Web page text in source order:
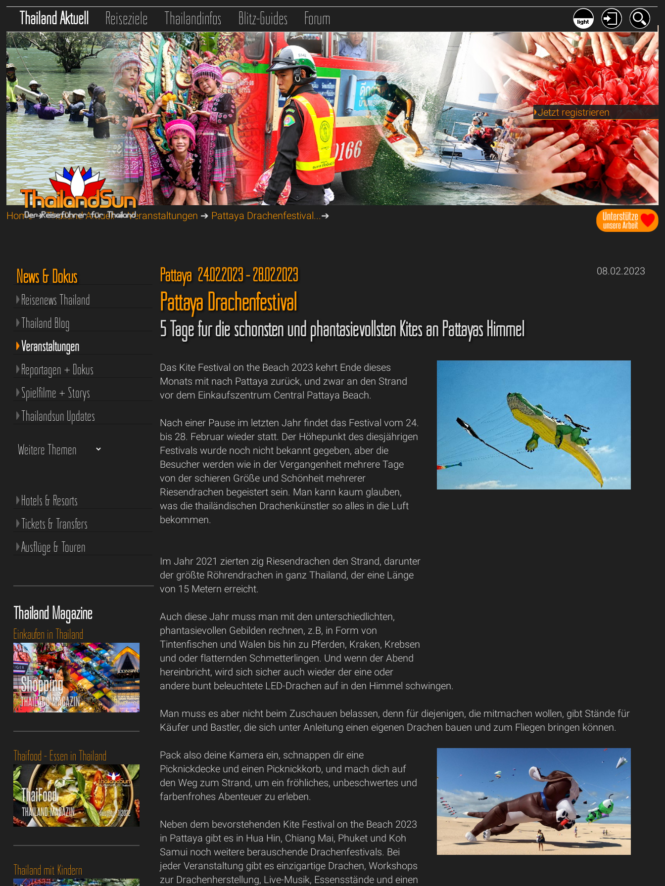
Thailand Aktuell Reiseziele Thailandinfos Blitz-Guides Forum
Jetzt registrieren
Home➔Thailand Aktuell➔Veranstaltungen ➔ Pattaya Drachenfestival...➔
08.02.2023
Pattaya 24.02.2023 - 28.02.2023
Pattaya Drachenfestival
5 Tage für die schönsten und phantasievollsten Kites an Pattayas Himmel
Das Kite Festival on the Beach 2023 kehrt Ende dieses
Monats mit nach Pattaya zurück, und zwar an den Strand
vor dem Einkaufszentrum Central Pattaya Beach.
Nach einer Pause im letzten Jahr findet das Festival vom 24.
bis 28. Februar wieder statt. Der Höhepunkt des diesjährigen
Festivals wurde noch nicht bekannt gegeben, aber die
Besucher werden wie in der Vergangenheit mehrere Tage
von der schieren Größe und Schönheit mehrerer
Riesendrachen begeistert sein. Man kann kaum glauben,
was die thailändischen Drachenkünstler so alles in die Luft
bekommen.
Im Jahr 2021 zierten zig Riesendrachen den Strand, darunter
der größte Röhrendrachen in ganz Thailand, der eine Länge
von 15 Metern erreicht.
Auch diese Jahr muss man mit den unterschiedlichten,
phantasievollen Gebilden rechnen, z.B, in Form von
Tintenfischen und Walen bis hin zu Pferden, Kraken, Krebsen
und oder flatternden Schmetterlingen. Und wenn der Abend
hereinbricht, wird sich sicher auch wieder der eine oder
andere bunt beleuchtete LED-Drachen auf in den Himmel schwingen.
Man muss es aber nicht beim Zuschauen belassen, denn für diejenigen, die mitmachen wollen, gibt Stände für
Käufer und Bastler, die sich unter Anleitung einen eigenen Drachen bauen und zum Fliegen bringen können.
Pack also deine Kamera ein, schnappen dir eine
Picknickdecke und einen Picknickkorb, und mach dich auf
den Weg zum Strand, um ein fröhliches, unbeschwertes und
farbenfrohes Abenteuer zu erleben.
Neben dem bevorstehenden Kite Festival on the Beach 2023
in Pattaya gibt es in Hua Hin, Chiang Mai, Phuket und Koh
Samui noch weitere berauschende Drachenfestivals. Bei
jeder Veranstaltung gibt es einzigartige Drachen, Workshops
zur Drachenherstellung, Live-Musik, Essensstände und einen
News & Dokus
Reisenews Thailand
Thailand Blog
Veranstaltungen
Reportagen + Dokus
Spielfilme + Storys
Thailandsun Updates
Hotels & Resorts
Tickets & Transfers
Ausflüge & Touren
Thailand Magazine
Einkaufen in Thailand
Thaifood - Essen in Thailand
Thailand mit Kindern